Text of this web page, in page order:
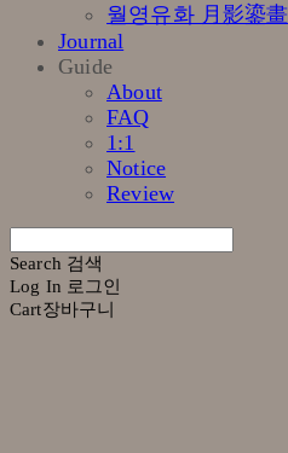
월영유화 月影鎏畫
Journal
Guide
About
FAQ
1:1
Notice
Review
Search 검색
Log In 로그인
Cart장바구니